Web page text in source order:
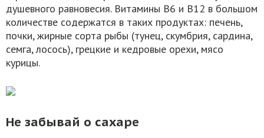
душевного равновесия. Витамины В6 и В12 в большом
количестве содержатся в таких продуктах: печень,
почки, жирные сорта рыбы (тунец, скумбрия, сардина,
семга, лосось), грецкие и кедровые орехи, мясо
курицы.
Не забывай о сахаре